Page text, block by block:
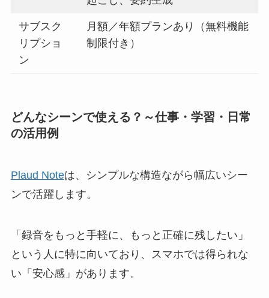
サブスク
リプショ
ン
月額／年額プランあり（無料機能
制限付き）
どんなシーンで使える？～仕事・学習・日常
の活用例
Plaud Noteは、シンプルな構造ながら幅広いシー
ンで活躍します。
「録音をもっと手軽に、もっと正確に残したい」
という人に特に向いており、スマホでは得られな
い「安心感」があります。